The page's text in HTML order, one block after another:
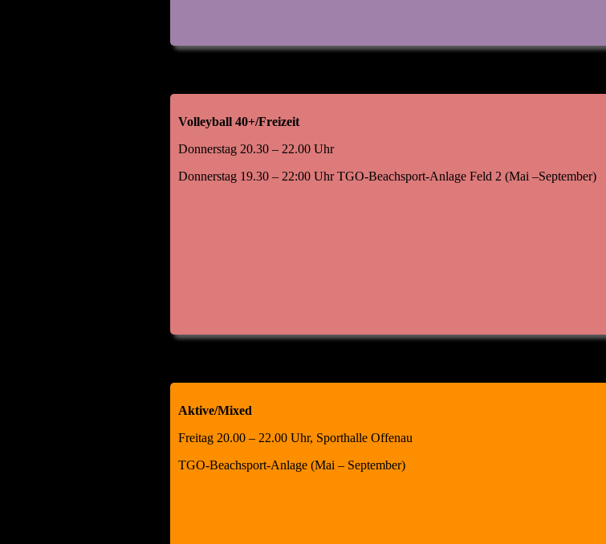
Volleyball 40+/Freizeit
Donnerstag 20.30 – 22.00 Uhr
Donnerstag 19.30 – 22:00 Uhr TGO-Beachsport-Anlage Feld 2 (Mai –September)
Aktive/Mixed
Freitag 20.00 – 22.00 Uhr, Sporthalle Offenau
TGO-Beachsport-Anlage (Mai – September)